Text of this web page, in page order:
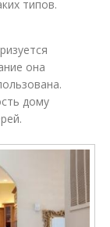
типов.
она
дому